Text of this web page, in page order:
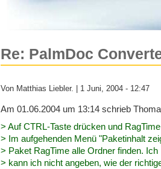
Re: PalmDoc
Von Matthias Liebler. | 1 Juni, 2004 - 12:47
Am 01.06.2004 um 13:14 schrieb
> Auf CTRL-Taste drücken und
> Im aufgehenden Menü "Paketinhalt
> Paket RagTime alle Ordner finden.
> kann ich nicht angeben, wie der